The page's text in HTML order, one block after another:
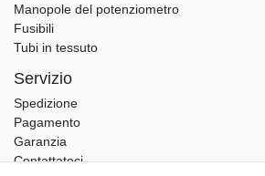
Manopole del potenziometro
Fusibili
Tubi in tessuto
Servizio
Spedizione
Pagamento
Garanzia
Contattateci